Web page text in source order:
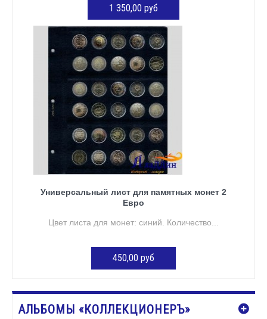
1 350,00 руб
ДОБАВИТЬ В КОРЗИНУ
Универсальный лист для памятных монет 2
Евро
Цвет листа для монет: синий. Количество...
450,00 руб
АЛЬБОМЫ «КОЛЛЕКЦИОНЕРЪ»